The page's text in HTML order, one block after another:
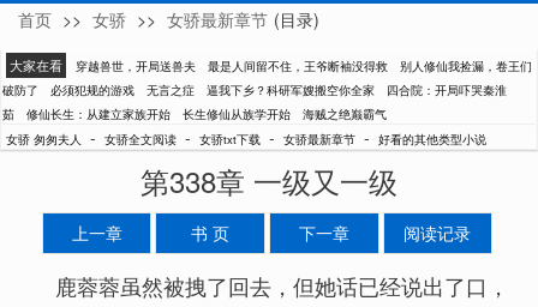
匆匆夫人
首页 >> 女骄 >> 女骄最新章节 (目录)
大家在看 穿越兽世，开局送兽夫 最是人间留不住，王爷断袖没得救
别人修仙我捡漏，卷王们
破防了
必须犯规的游戏 无言之症 逼我下乡？科研军嫂搬空你全家
四合院：开局吓哭秦淮
茹
修仙长生：从建立家族开始 长生修仙从族学开始
海贼之绝巅霸气
女骄 匆匆夫人
- 女骄全文阅读 - 女骄txt下载 - 女骄最新章节 - 好看的其他类型小说
第338章 一级又一级
上一章 书 页 下一章 阅读记录
鹿蓉蓉虽然被拽了回去，但她话已经说出了口，